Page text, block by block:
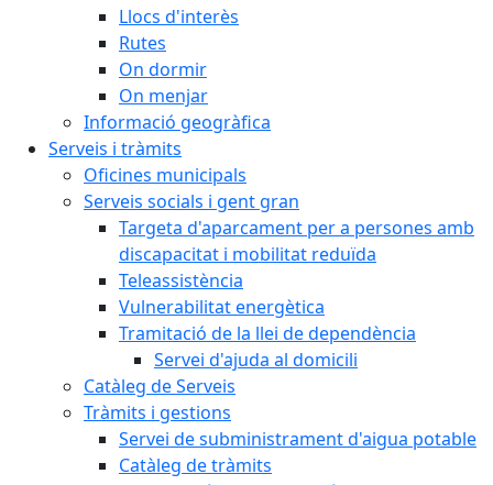
Llocs d'interès
Rutes
On dormir
On menjar
Informació geogràfica
Serveis i tràmits
Oficines municipals
Serveis socials i gent gran
Targeta d'aparcament per a persones amb
discapacitat i mobilitat reduïda
Teleassistència
Vulnerabilitat energètica
Tramitació de la llei de dependència
Servei d'ajuda al domicili
Catàleg de Serveis
Tràmits i gestions
Servei de subministrament d'aigua potable
Catàleg de tràmits